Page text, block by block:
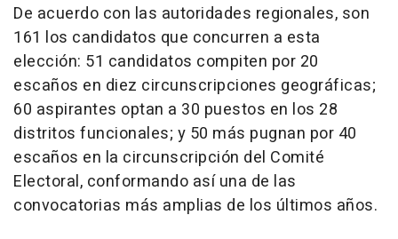
De acuerdo con las autoridades regionales, son
161 los candidatos que concurren a esta
elección: 51 candidatos compiten por 20
escaños en diez circunscripciones geográficas;
60 aspirantes optan a 30 puestos en los 28
distritos funcionales; y 50 más pugnan por 40
escaños en la circunscripción del Comité
Electoral, conformando así una de las
convocatorias más amplias de los últimos años.